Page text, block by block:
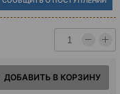
ДОБАВИТЬ В КОРЗИНУ